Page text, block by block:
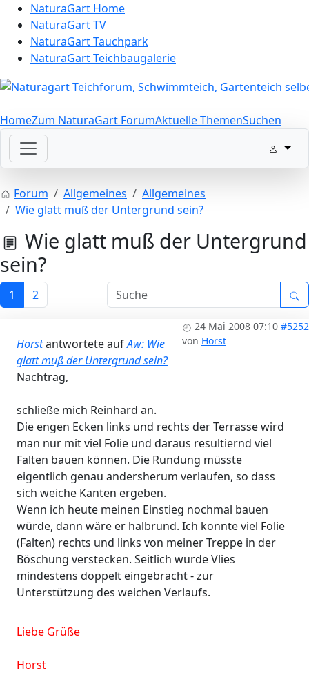
NaturaGart Home
NaturaGart TV
NaturaGart Tauchpark
NaturaGart Teichbaugalerie
HomeZum NaturaGart ForumAktuelle ThemenSuchen
Forum Allgemeines
Allgemeines
Wie glatt muß der Untergrund sein?
Wie glatt muß der Untergrund
sein?
1 2
24 Mai 2008 07:10 #5252
von Horst
Horstantwortete aufAw: Wie
glatt muß der Untergrund sein?
Nachtrag,
schließe mich Reinhard an.
Die engen Ecken links und rechts der Terrasse wird
man nur mit viel Folie und daraus resultiernd viel
Falten bauen können. Die Rundung müsste
eigentlich genau andersherum verlaufen, so dass
sich weiche Kanten ergeben.
Wenn ich heute meinen Einstieg nochmal bauen
würde, dann wäre er halbrund. Ich konnte viel Folie
(Falten) rechts und links von meiner Treppe in der
Böschung verstecken. Seitlich wurde Vlies
mindestens doppelt eingebracht - zur
Unterstützung des weichen Verlaufs.
Liebe Grüße
Horst